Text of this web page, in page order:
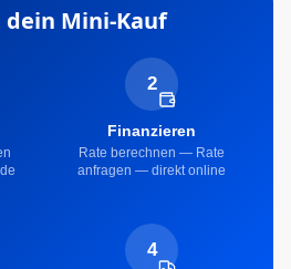
dein Mini-Kauf
2
Finanzieren
Rate berechnen — Rate
anfragen — direkt online
4